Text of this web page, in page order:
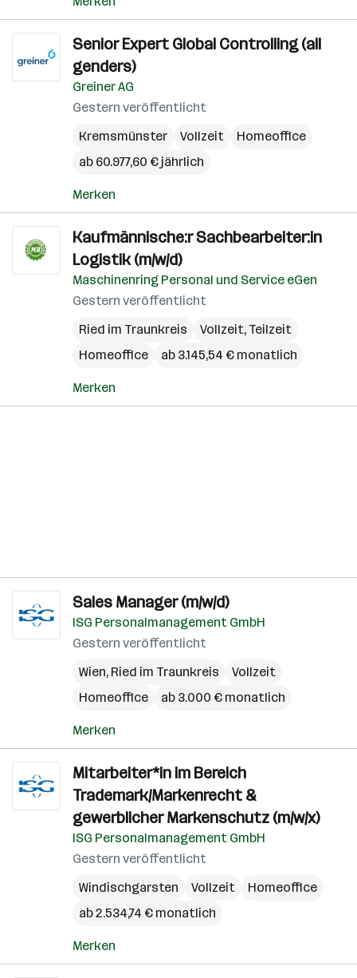
Senior Expert Global Controlling (all
genders)
Greiner AG
Gestern veröffentlicht
Kremsmünster
Vollzeit
Homeoffice
ab 60.977,60 € jährlich
Merken
Kaufmännische:r Sachbearbeiter:in
Logistik (m/w/d)
Maschinenring Personal und Service eGen
Gestern veröffentlicht
Ried im Traunkreis
Vollzeit, Teilzeit
Homeoffice
ab 3.145,54 € monatlich
Merken
Sales Manager (m/w/d)
ISG Personalmanagement GmbH
Gestern veröffentlicht
Wien, Ried im Traunkreis
Vollzeit
Homeoffice
ab 3.000 € monatlich
Merken
Mitarbeiter*in im Bereich
Trademark/Markenrecht &
gewerblicher Markenschutz (m/w/x)
ISG Personalmanagement GmbH
Gestern veröffentlicht
Windischgarsten
Vollzeit
Homeoffice
ab 2.534,74 € monatlich
Merken